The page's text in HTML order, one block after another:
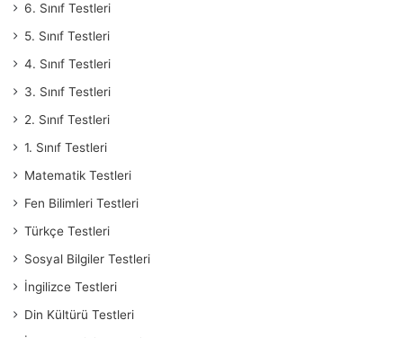
6. Sınıf Testleri
5. Sınıf Testleri
4. Sınıf Testleri
3. Sınıf Testleri
2. Sınıf Testleri
1. Sınıf Testleri
Matematik Testleri
Fen Bilimleri Testleri
Türkçe Testleri
Sosyal Bilgiler Testleri
İngilizce Testleri
Din Kültürü Testleri